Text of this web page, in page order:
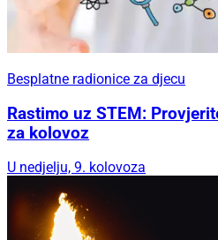
Besplatne radionice za djecu
Rastimo uz STEM:
za kolovoz
U nedjelju, 9. kolovoza